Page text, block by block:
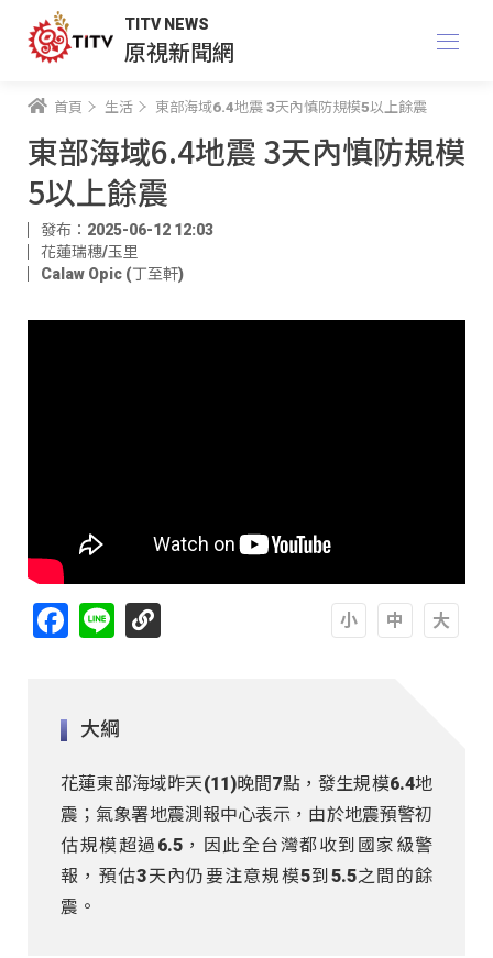
TITV NEWS
原視新聞網
首頁 生活 東部海域6.4地震 3天內慎防規模5以上餘震
東部海域6.4地震 3天內慎防規模
5以上餘震
發布：2025-06-12 12:03
花蓮瑞穗/玉里
Calaw Opic (丁至軒)
Facebook
Line
大綱
花蓮東部海域昨天(11)晚間7點，發生規模6.4地
震；氣象署地震測報中心表示，由於地震預警初
估規模超過6.5，因此全台灣都收到國家級警
報，預估3天內仍要注意規模5到5.5之間的餘
震。